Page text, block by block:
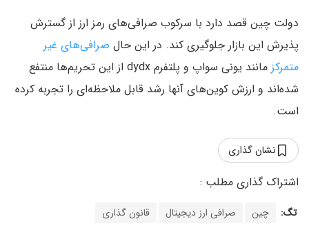
دولت چین قصد دارد با سرکوب صرافی‌های رمز ارز از گسترش
پذیرش این بازار جلوگیری کند. در این حال صرافی‌های غیر
متمرکز
مانند یونی سواپ و پلتفرم dydx از این تحریم‌ها منتفع
شده‌اند و ارزش کوین‌های آنها رشد قابل ملاحظه‌ای را تجربه کرده
است.
نشان گذاری
تگ: چین صرافی ارز دیجیتال قانون گذاری